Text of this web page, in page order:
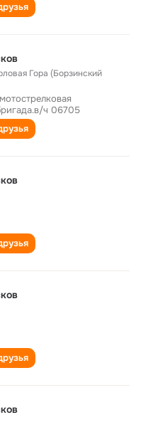
Гора (Борзинский
ч 06705